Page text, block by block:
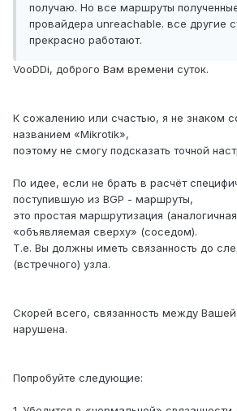
получаю. Но все маршруты
провайдера unreachable. все другие
прекрасно работают.
VooDDi, доброго Вам времени суток.
К сожалению или счастью, я не знаком
названием «Mikrotik»,
поэтому не смогу подсказать точной
По идее, если не брать в расчёт
поступившую из BGP - маршруты,
это простая маршрутизация
«объявляемая сверху» (соседом).
Т.е. Вы должны иметь связанность до
(встречного) узла.
Скорей всего, связанность между
нарушена.
Попробуйте следующие: